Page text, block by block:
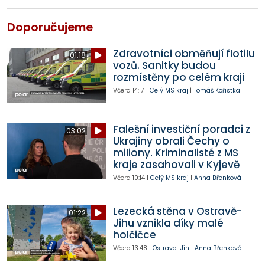
Doporučujeme
01:18
Zdravotníci obměňují flotilu
vozů. Sanitky budou
rozmístěny po celém kraji
Včera 14:17 | Celý MS kraj | Tomáš Kořistka
03:02
Falešní investiční poradci z
Ukrajiny obrali Čechy o
miliony. Kriminalisté z MS
kraje zasahovali v Kyjevě
Včera 10:14| Celý MS kraj | Anna Břenková
01:22
Lezecká stěna v Ostravě-
Jihu vznikla díky malé
holčičce
Včera 13:48 | Ostrava-Jih | Anna Břenková